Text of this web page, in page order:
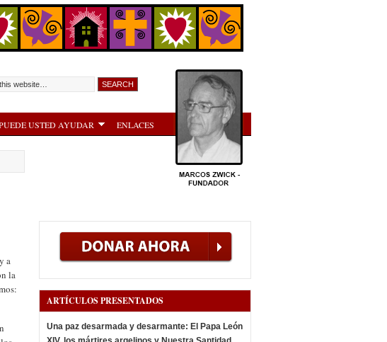
USTED AYUDAR ENLACES
a
la
ARTÍCULOS PRESENTADOS
Una paz desarmada y desarmante: El Papa León